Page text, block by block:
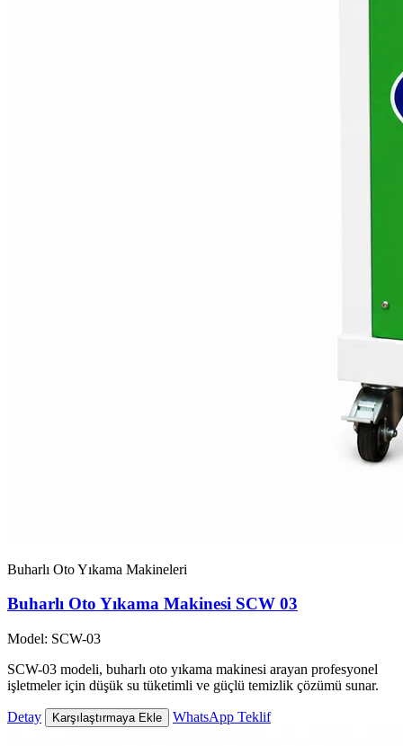
Buharlı Oto Yıkama Makineleri
Buharlı Oto Yıkama Makinesi SCW 03
Model: SCW-03
SCW-03 modeli, buharlı oto yıkama makinesi arayan profesyonel
işletmeler için düşük su tüketimli ve güçlü temizlik çözümü sunar.
Detay Karşılaştırmaya Ekle WhatsApp Teklif